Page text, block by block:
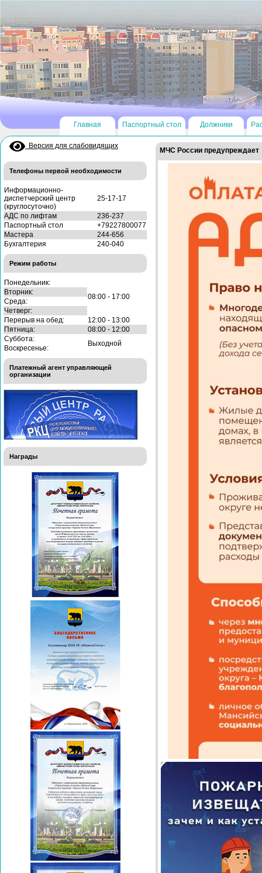
Главная Паспортный стол Должники
Версия для слабовидящих
Телефоны первой необходимости
Информационно-
диспетчерский центр
(круглосуточно)
25-17-17
АДС по лифтам
236-237
Паспортный стол
+79227800077
Мастера
244-656
Бухгалтерия
240-040
Режим работы
Понедельник:
08:00 - 17:00
Вторник:
Среда:
Четверг:
Перерыв на обед:
12:00 - 13:00
Пятница:
08:00 - 12:00
Суббота:
Выходной
Воскресенье:
Платежный агент управляющей
организации
Награды
МЧС России предупреждает